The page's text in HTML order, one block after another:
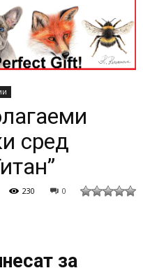
сред
0
230
за